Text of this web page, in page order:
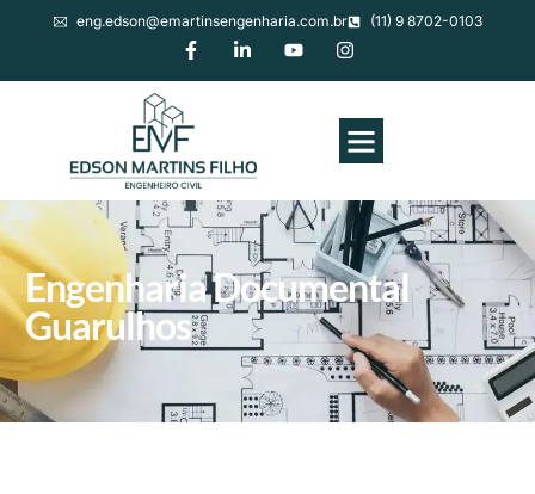
eng.edson@emartinsengenharia.com.br (11) 9 8702-0103
Engenharia Documental
Guarulhos